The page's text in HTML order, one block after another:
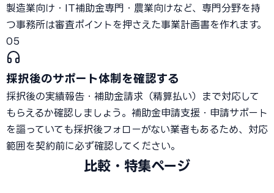
製造業向け・IT補助金専門・農業向けなど、専門分野を持
つ事務所は審査ポイントを押さえた事業計画書を作れます。
05
採択後のサポート体制を確認する
採択後の実績報告・補助金請求（精算払い）まで対応して
もらえるか確認しましょう。補助金申請支援・申請サポート
を謳っていても採択後フォローがない業者もあるため、対応
範囲を契約前に必ず確認してください。
比較・特集ページ